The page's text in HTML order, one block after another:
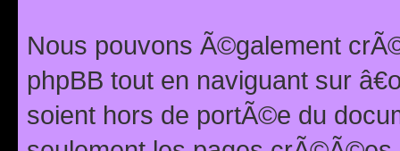
Nous pouvons Ã©galement
phpBB tout en naviguant sur
soient hors de portÃ©e du